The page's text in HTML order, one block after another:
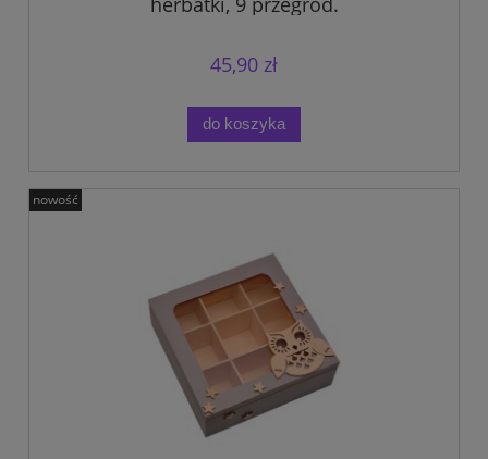
45,90 zł
do koszyka
nowość